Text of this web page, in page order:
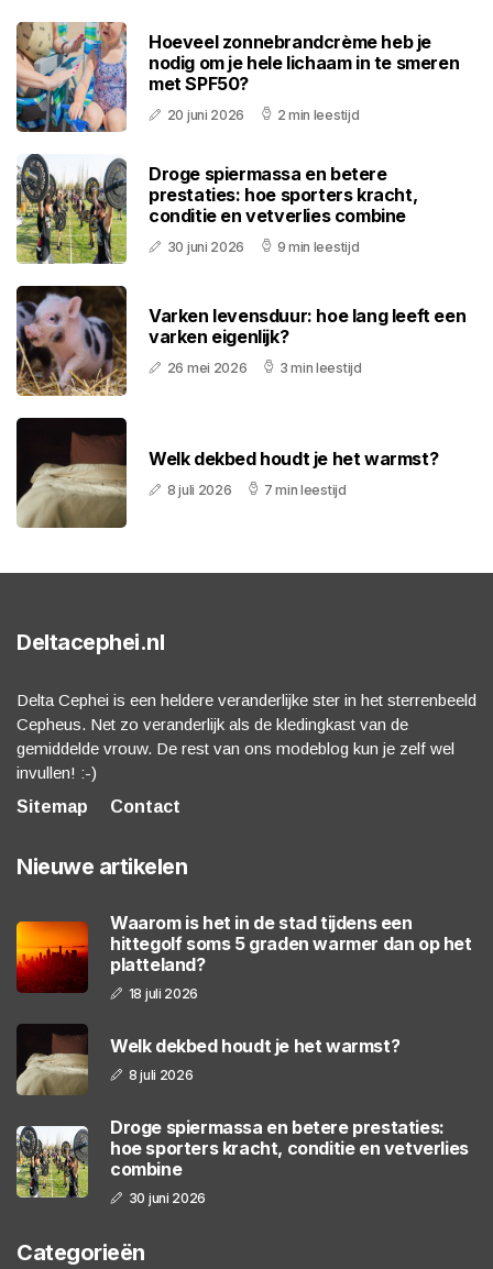
Hoeveel zonnebrandcrème heb je
nodig om je hele lichaam in te smeren
met SPF50?
20 juni 2026 2 min leestijd
Droge spiermassa en betere
prestaties: hoe sporters kracht,
conditie en vetverlies combine
30 juni 2026 9 min leestijd
Varken levensduur: hoe lang leeft een
varken eigenlijk?
26 mei 2026 3 min leestijd
Welk dekbed houdt je het warmst?
8 juli 2026 7 min leestijd
Deltacephei.nl
Delta Cephei is een heldere veranderlijke ster in het sterrenbeeld
Cepheus. Net zo veranderlijk als de kledingkast van de
gemiddelde vrouw. De rest van ons modeblog kun je zelf wel
invullen! :-)
Sitemap
Contact
Nieuwe artikelen
Waarom is het in de stad tijdens een
hittegolf soms 5 graden warmer dan op het
platteland?
18 juli 2026
Welk dekbed houdt je het warmst?
8 juli 2026
Droge spiermassa en betere prestaties:
hoe sporters kracht, conditie en vetverlies
combine
30 juni 2026
Categorieën